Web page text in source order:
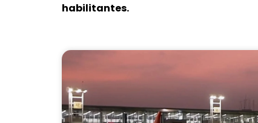
habilitantes.